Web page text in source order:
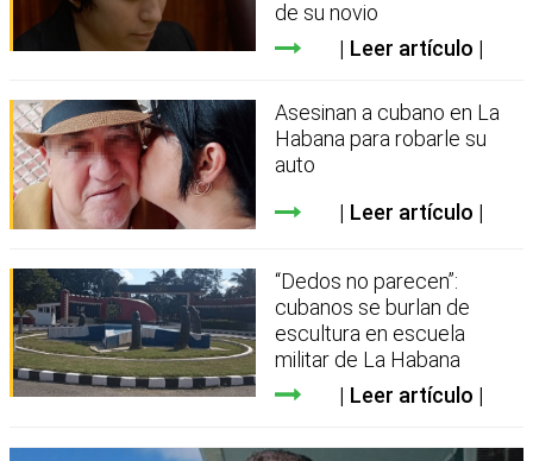
de su novio
Leer artículo
Asesinan a cubano en La
Habana para robarle su
auto
Leer artículo
“Dedos no parecen”:
cubanos se burlan de
escultura en escuela
militar de La Habana
Leer artículo